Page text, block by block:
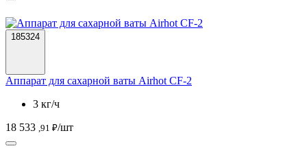
185324
Аппарат для сахарной ваты Airhot CF-2
3 кг/ч
18 533 ,91 ₽/шт